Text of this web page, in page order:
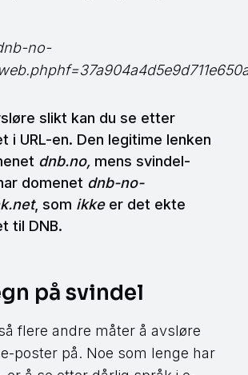
no-
slikt kan du se etter
i URL-en. Den legitime lenken
dnb.no, mens svindel-
domenet dnb-no-
, som ikkeer det ekte
til DNB.
på svindel
flere andre måter å avsløre
poster på. Noe som lenge har